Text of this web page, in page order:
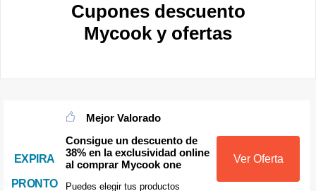
Cupones descuento
Mycook y ofertas
EXPIRA
PRONTO
Mejor Valorado
Consigue un descuento de
38% en la exclusividad online
al comprar Mycook one
Puedes elegir tus productos
Ver Oferta